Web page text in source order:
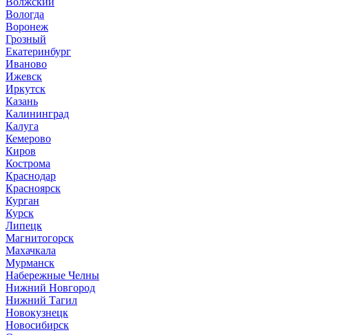
Вологда
Воронеж
Грозный
Екатеринбург
Иваново
Ижевск
Иркутск
Казань
Калининград
Калуга
Кемерово
Киров
Кострома
Краснодар
Красноярск
Курган
Курск
Липецк
Магнитогорск
Махачкала
Мурманск
Набережные Челны
Нижний Новгород
Нижний Тагил
Новокузнецк
Новосибирск